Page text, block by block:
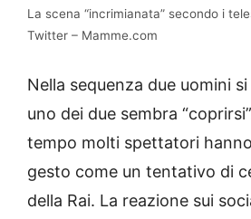
La scena “incrimianata” secondo i
Twitter – Mamme.com
Nella sequenza due uomini
uno dei due sembra
tempo molti spettatori
gesto come un tentativo di
della Rai. La reazione sui